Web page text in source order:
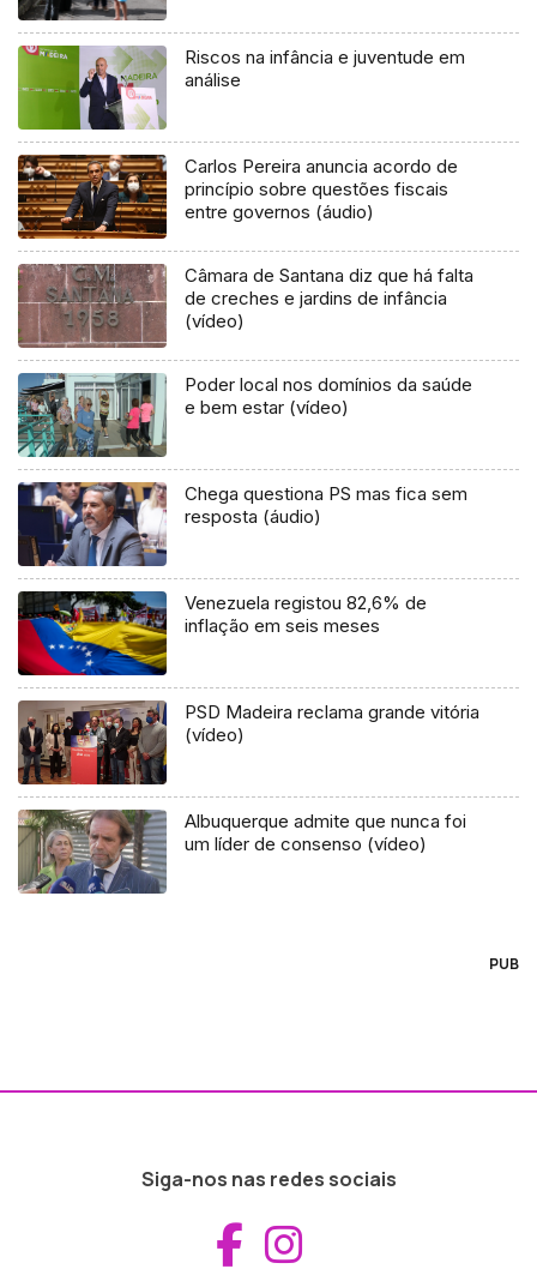
Riscos na infância e juventude em
análise
Carlos Pereira anuncia acordo de
princípio sobre questões fiscais
entre governos (áudio)
Câmara de Santana diz que há falta
de creches e jardins de infância
(vídeo)
Poder local nos domínios da saúde
e bem estar (vídeo)
Chega questiona PS mas fica sem
resposta (áudio)
Venezuela registou 82,6% de
inflação em seis meses
PSD Madeira reclama grande vitória
(vídeo)
Albuquerque admite que nunca foi
um líder de consenso (vídeo)
PUB
Siga-nos nas redes sociais
Aceder ao